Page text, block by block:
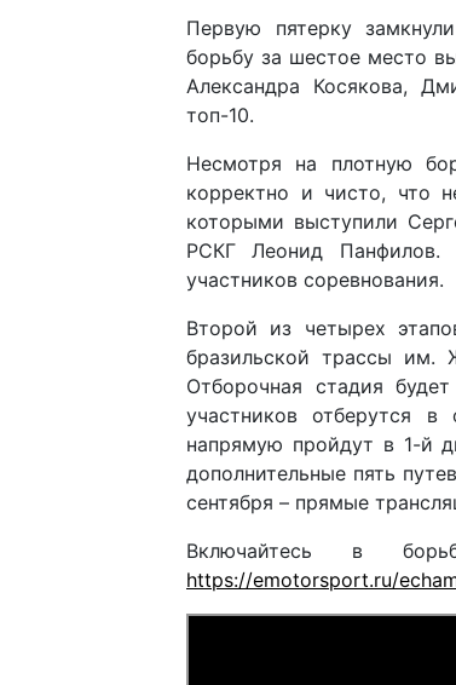
Первую пятерку
борьбу за шестое место
Александра Косякова,
топ-10.
Несмотря на плотную
корректно и чисто, что
которыми выступили
РСКГ Леонид Панфилов.
участников соревнования.
Второй из четырех
бразильской трассы им.
Отборочная стадия
участников отберутся
напрямую пройдут в 1-й
дополнительные пять
сентября – прямые
Включайтесь в
https://emotorsport.ru/